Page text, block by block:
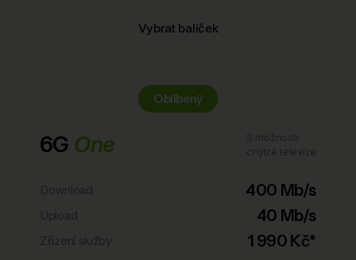
Vybrat balíček
Oblíbený
6G One
400 Mb/s
40 Mb/s
1 990 Kč*